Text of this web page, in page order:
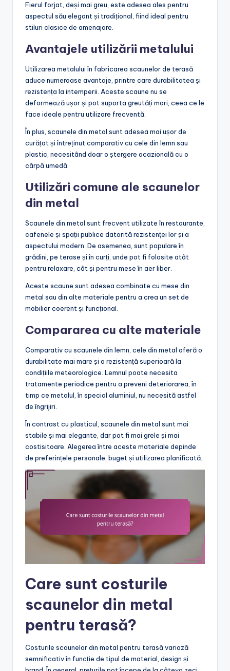
Fierul forjat, deși mai greu, este adesea ales pentru
aspectul său elegant și tradițional, fiind ideal pentru
stiluri clasice de amenajare.
Avantajele utilizării metalului
Utilizarea metalului în fabricarea scaunelor de terasă
aduce numeroase avantaje, printre care durabilitatea și
rezistența la intemperii. Aceste scaune nu se
deformează ușor și pot suporta greutăți mari, ceea ce le
face ideale pentru utilizare frecventă.
În plus, scaunele din metal sunt adesea mai ușor de
curățat și întreținut comparativ cu cele din lemn sau
plastic, necesitând doar o ștergere ocazională cu o
cârpă umedă.
Utilizări comune ale scaunelor
din metal
Scaunele din metal sunt frecvent utilizate în restaurante,
cafenele și spații publice datorită rezistenței lor și a
aspectului modern. De asemenea, sunt populare în
grădini, pe terase și în curți, unde pot fi folosite atât
pentru relaxare, cât și pentru mese în aer liber.
Aceste scaune sunt adesea combinate cu mese din
metal sau din alte materiale pentru a crea un set de
mobilier coerent și funcțional.
Compararea cu alte materiale
Comparativ cu scaunele din lemn, cele din metal oferă o
durabilitate mai mare și o rezistență superioară la
condițiile meteorologice. Lemnul poate necesita
tratamente periodice pentru a preveni deteriorarea, în
timp ce metalul, în special aluminiul, nu necesită astfel
de îngrijiri.
În contrast cu plasticul, scaunele din metal sunt mai
stabile și mai elegante, dar pot fi mai grele și mai
costisitoare. Alegerea între aceste materiale depinde
de preferințele personale, buget și utilizarea planificată.
Care sunt costurile
scaunelor din metal
pentru terasă?
Costurile scaunelor din metal pentru terasă variază
semnificativ în funcție de tipul de material, design și